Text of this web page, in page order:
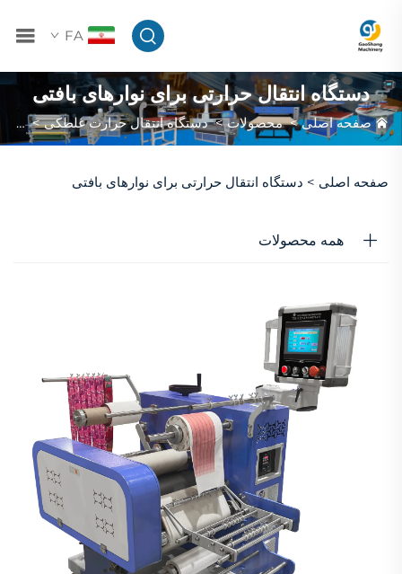
FA
دستگاه انتقال حرارتی برای نوارهای بافتی
صفحه اصلی>محصولات>دستگاه انتقال حرارت غلطکی>
صفحه اصلی > دستگاه انتقال حرارتی برای نوارهای بافتی
همه محصولات